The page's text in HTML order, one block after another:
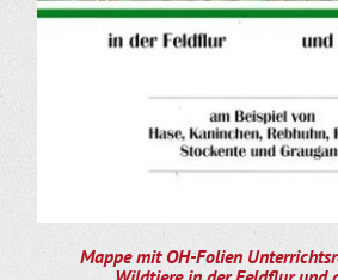
Mappe mit OH-Folien